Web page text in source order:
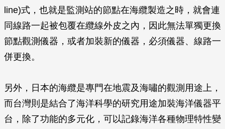
line)式，也就是監測站的節點在海纜製造之時，就會連
同線路一起被包覆在纜線外皮之內，因此無法單獨更換
節點觀測儀器，或者加裝新的儀器，必須儀器、線路一
併更換。
另外，日本的海纜是專門在地震及海嘯的觀測用途上，
而台灣則是結合了海洋科學的研究用途加裝海洋儀器平
台，除了功能的多元化，可以記錄海洋各種物理特性變